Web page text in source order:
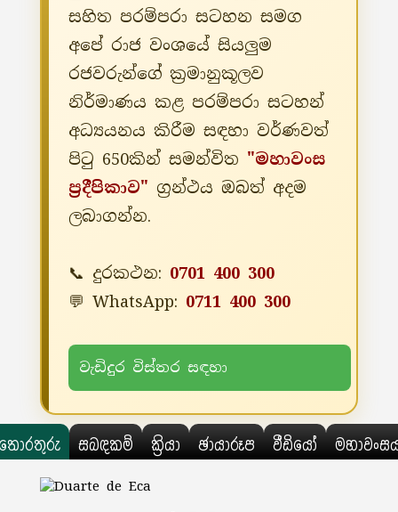
සහිත පරම්පරා සටහන සමග
අපේ රාජ වංශයේ සියලුම
රජවරුන්ගේ ක්‍රමානුකූලව
නිර්මාණය කළ පරම්පරා සටහන්
අධ්‍යයනය කිරීම සඳහා වර්ණවත්
පිටු 650කින් සමන්විත "මහාවංස
ප්‍රදීපිකාව" ග්‍රන්ථය ඔබත් අදම
ලබාගන්න.
📞 දුරකථන: 0701 400 300
💬 WhatsApp: 0711 400 300
වැඩිදුර විස්තර සඳහා
සබඳකම් ක්‍රියා ඡායාරූප වීඩියෝ